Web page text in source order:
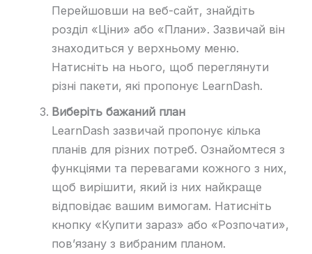
Перейшовши на веб-сайт, знайдіть
розділ «Ціни» або «Плани». Зазвичай він
знаходиться у верхньому меню.
Натисніть на нього, щоб переглянути
різні пакети, які пропонує LearnDash.
Виберіть бажаний план
LearnDash зазвичай пропонує кілька
планів для різних потреб. Ознайомтеся з
функціями та перевагами кожного з них,
щоб вирішити, який із них найкраще
відповідає вашим вимогам. Натисніть
кнопку «Купити зараз» або «Розпочати»,
пов’язану з вибраним планом.